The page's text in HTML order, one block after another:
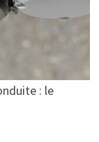
: le